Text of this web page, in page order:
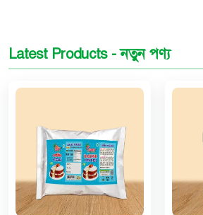
Latest Products - নতুন পণ্য